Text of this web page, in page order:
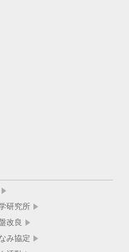
研究所
改良
み協定